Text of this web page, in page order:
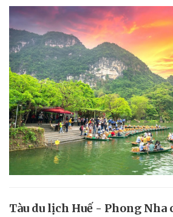
Tàu du lịch Huế - Phong